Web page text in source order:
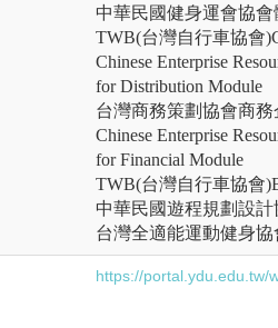
中華民國健身運會協
TWB(台灣自行車協會
Chinese Enterprise
for Distribution Module
台灣商務策劃協會商
Chinese Enterprise
for Financial Module
TWB(台灣自行車協會
中華民國遊程規劃設
台灣全適能運動健身
https://portal.ydu.edu.tw/